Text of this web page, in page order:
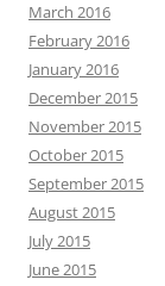
March 2016
February 2016
January 2016
December 2015
November 2015
October 2015
September 2015
August 2015
July 2015
June 2015